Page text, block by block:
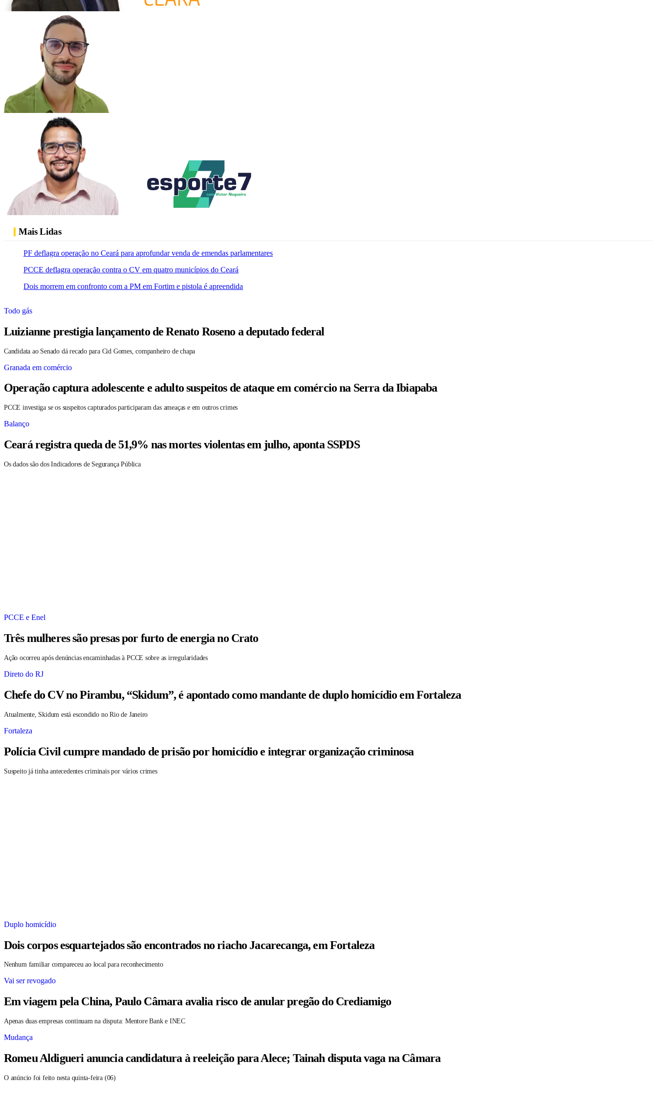
Mais Lidas
PF deflagra operação no Ceará para aprofundar venda de emendas parlamentares
PCCE deflagra operação contra o CV em quatro municípios do Ceará
Dois morrem em confronto com a PM em Fortim e pistola é apreendida
Todo gás
Luizianne prestigia lançamento de Renato Roseno a deputado federal
Candidata ao Senado dá recado para Cid Gomes, companheiro de chapa
Granada em comércio
Operação captura adolescente e adulto suspeitos de ataque em comércio na Serra da Ibiapaba
PCCE investiga se os suspeitos capturados participaram das ameaças e em outros crimes
Balanço
Ceará registra queda de 51,9% nas mortes violentas em julho, aponta SSPDS
Os dados são dos Indicadores de Segurança Pública
PCCE e Enel
Três mulheres são presas por furto de energia no Crato
Ação ocorreu após denúncias encaminhadas à PCCE sobre as irregularidades
Direto do RJ
Chefe do CV no Pirambu, “Skidum”, é apontado como mandante de duplo homicídio em Fortaleza
Atualmente, Skidum está escondido no Rio de Janeiro
Fortaleza
Polícia Civil cumpre mandado de prisão por homicídio e integrar organização criminosa
Suspeito já tinha antecedentes criminais por vários crimes
Duplo homicídio
Dois corpos esquartejados são encontrados no riacho Jacarecanga, em Fortaleza
Nenhum familiar compareceu ao local para reconhecimento
Vai ser revogado
Em viagem pela China, Paulo Câmara avalia risco de anular pregão do Crediamigo
Apenas duas empresas continuam na disputa: Mentore Bank e INEC
Mudança
Romeu Aldigueri anuncia candidatura à reeleição para Alece; Tainah disputa vaga na Câmara
O anúncio foi feito nesta quinta-feira (06)